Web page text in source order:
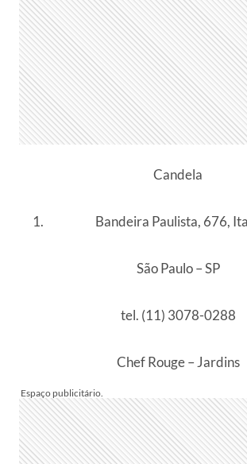
Candela
Bandeira Paulista, 676,
São Paulo – SP
tel. (11) 3078-0288
Chef Rouge – Jardins